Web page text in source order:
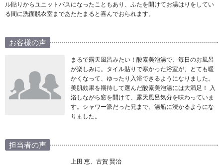
ル貼りからユニットバスになったこともあり、ふたを開けてお湯はりをしてい
る間に洗面脱衣室まであたたまると喜んでおられます。
お客様の声
まるで露天風呂みたい！酸素美泡湯で、毎日のお風呂
が楽しみに。タイル貼りで寒かった浴室が、とても暖
かくなって、ゆったり入浴できるようになりました。
美肌効果を期待して選んだ酸素美泡湯には大満足！ 入
浴しながら窓を開けて、露天風呂気分を味わっていま
す。シャワー派だった兄まで、湯船に浸かるようにな
りました。
担当者の声
上田 恵、古賀 賢治